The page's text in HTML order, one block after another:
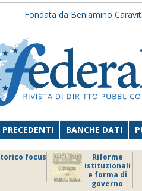
Fondata da Beniamino
BANCHE DATI
focus
Riforme
istituzionali
e forma di
governo